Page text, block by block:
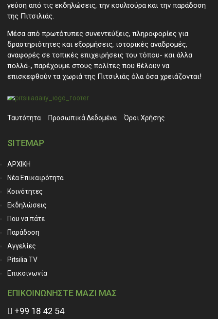
γεύση από τις εκδηλώσεις, την κουλτούρα και την παράδοση
της Πιτσιλιάς.
Μέσα από πρωτότυπες συνεντεύξεις, πληροφορίες για
δραστηριότητες και εξορμήσεις, ιστορικές αναδρομές,
αναφορές σε τοπικές επιχειρήσεις του τόπου- και άλλα
πολλά-, παρέχουμε στους πολίτες που θέλουν να
επισκεφθούν τα χωριά της Πιτσιλιάς όλα όσα χρειάζονται!
Ταυτότητα Προσωπικά ∆εδομένα Όροι Χρήσης
SITEMAP
ΑΡΧΙΚΗ
Νέα Επικαιρότητα
Κοινότητες
Εκδηλώσεις
Που να πάτε
Παράδοση
Αγγελίες
Pitsilia TV
Επικοινωνία
ΕΠΙΚΟΙΝΩΝΗΣΤΕ ΜΑΖΙ ΜΑΣ
+99 18 42 54